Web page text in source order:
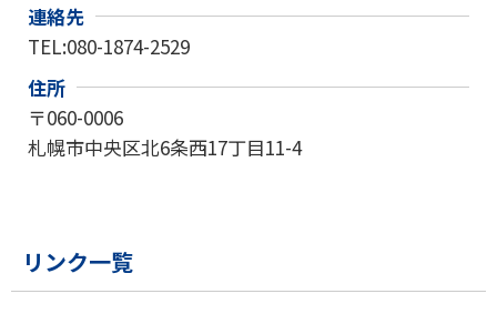
連絡先
TEL:080-1874-2529
住所
〒060-0006
札幌市中央区北6条西17丁目11-4
リンク一覧